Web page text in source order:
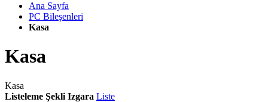
Ana Sayfa
PC Bileşenleri
Kasa
Kasa
Kasa
Listeleme Şekli Izgara Liste